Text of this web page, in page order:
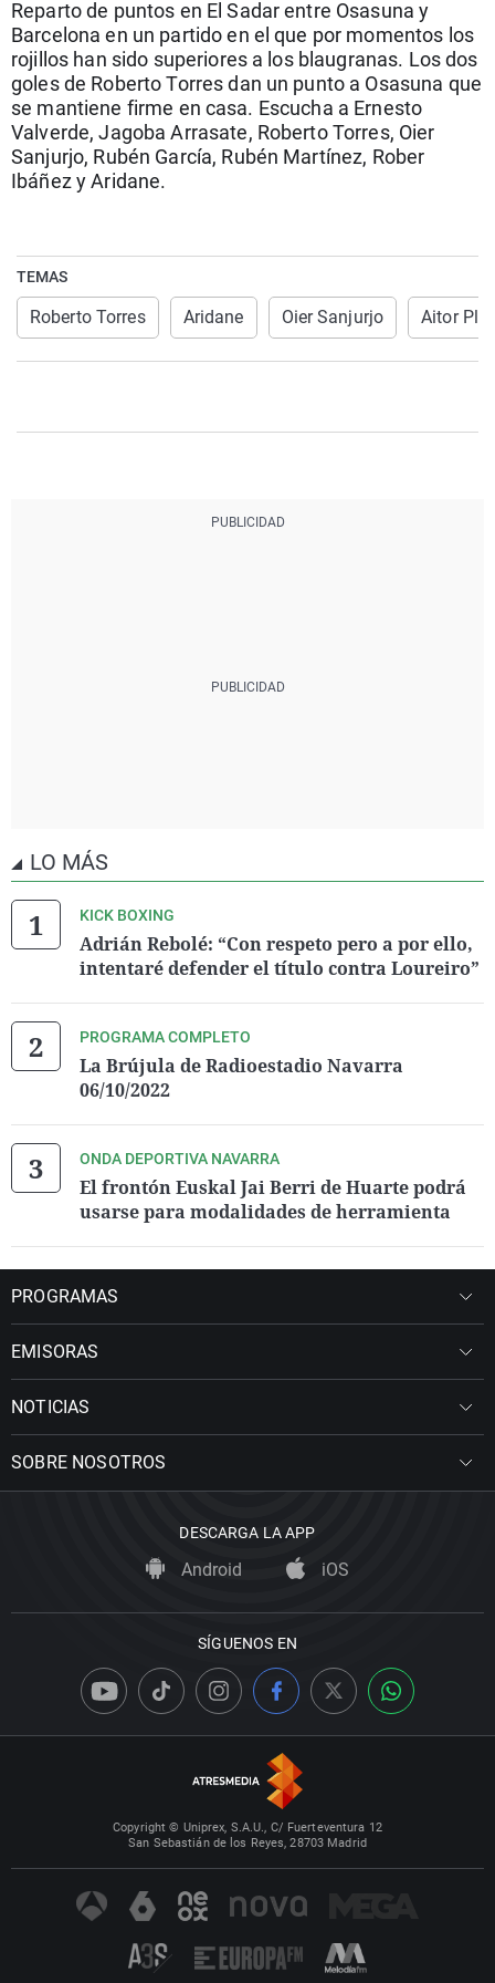
La rosa de los vientos
Gente viajera
Como el perro y el
Caso
Retornados
Equipo de
Operación Viuda
Extremadura
Galicia
La Rioja
Navarra
País Vasco
Virales
Televisión
Elecciones
Reparto de puntos en El Sadar entre Osasuna y
Barcelona en un partido en el que por momentos los
rojillos han sido superiores a los blaugranas. Los dos
goles de Roberto Torres dan un punto a Osasuna que
se mantiene firme en casa. Escucha a Ernesto
Valverde, Jagoba Arrasate, Roberto Torres, Oier
Sanjurjo, Rubén García, Rubén Martínez, Rober
Ibáñez y Aridane.
TEMAS
Roberto Torres Aridane Oier Sanjurjo Aitor
LO MÁS
KICK BOXING
Adrián Rebolé: “Con respeto pero a por ello,
intentaré defender el título contra Loureiro”
PROGRAMA COMPLETO
La Brújula de Radioestadio Navarra
06/10/2022
ONDA DEPORTIVA NAVARRA
El frontón Euskal Jai Berri de Huarte podrá
usarse para modalidades de herramienta
PROGRAMAS
EMISORAS
NOTICIAS
SOBRE NOSOTROS
DESCARGA LA APP
Android iOS
SÍGUENOS EN
Copyright © Uniprex, S.A.U., C/ Fuerteventura 12
San Sebastián de los Reyes, 28703 Madrid